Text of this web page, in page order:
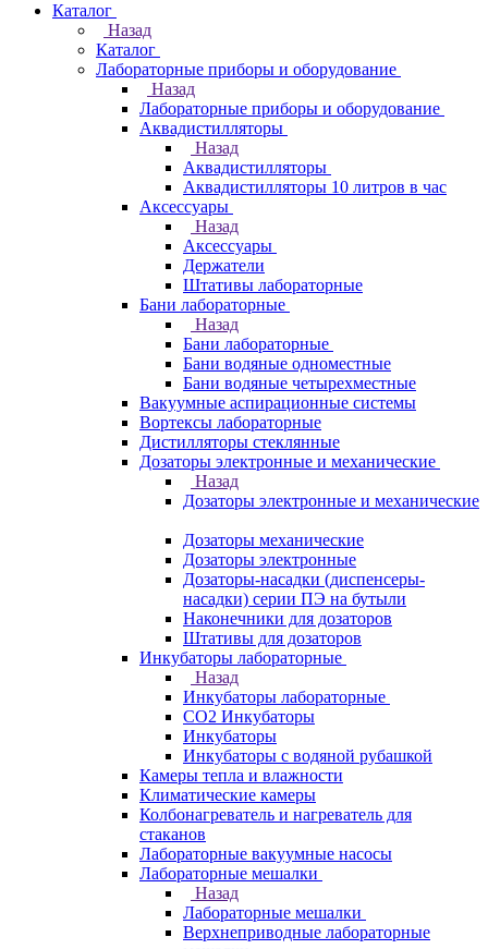
Каталог
Назад
Каталог
Лабораторные приборы и оборудование
Назад
Лабораторные приборы и оборудование
Аквадистилляторы
Назад
Аквадистилляторы
Аквадистилляторы 10 литров в час
Аксессуары
Назад
Аксессуары
Держатели
Штативы лабораторные
Бани лабораторные
Назад
Бани лабораторные
Бани водяные одноместные
Бани водяные четырехместные
Вакуумные аспирационные системы
Вортексы лабораторные
Дистилляторы стеклянные
Дозаторы электронные и механические
Назад
Дозаторы электронные и механические
Дозаторы механические
Дозаторы электронные
Дозаторы-насадки (диспенсеры-
насадки) серии ПЭ на бутыли
Наконечники для дозаторов
Штативы для дозаторов
Инкубаторы лабораторные
Назад
Инкубаторы лабораторные
CO2 Инкубаторы
Инкубаторы
Инкубаторы с водяной рубашкой
Камеры тепла и влажности
Климатические камеры
Колбонагреватель и нагреватель для
стаканов
Лабораторные вакуумные насосы
Лабораторные мешалки
Назад
Лабораторные мешалки
Верхнеприводные лабораторные